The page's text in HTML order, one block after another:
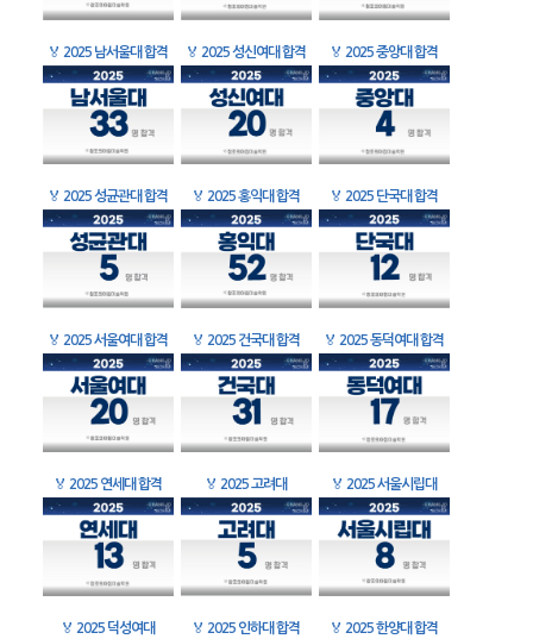
🏅 2025 남서울대 합격 🏅 2025 성신여대 합격 🏅 2025 중앙대 합격
🏅 2025 성균관대 합격 🏅 2025 홍익대 합격 🏅 2025 단국대 합격
🏅 2025 서울여대 합격 🏅 2025 건국대 합격 🏅 2025 동덕여대 합격
🏅 2025 연세대 합격 🏅 2025 고려대 🏅 2025 서울시립대
🏅 2025 덕성여대 🏅 2025 인하대 합격 🏅 2025 한양대 합격